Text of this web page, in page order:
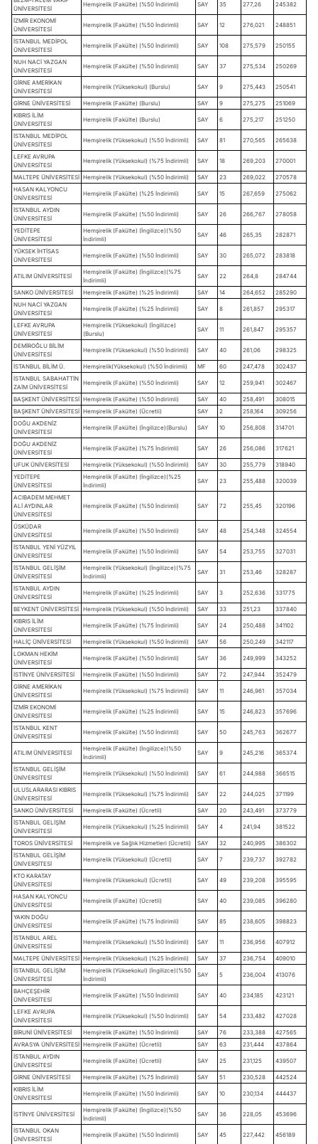
ÜNİVERSİTESİ
Hemşirelik (Fakülte) (%50 İndirimli) SAY 35 277,26 245382
İZMİR EKONOMİ
ÜNİVERSİTESİ
Hemşirelik (Fakülte) (%50 İndirimli) SAY 12 276,021 248851
İSTANBUL MEDİPOL
ÜNİVERSİTESİ
Hemşirelik (Fakülte) (%50 İndirimli) SAY 108 275,579 250155
NUH NACİ YAZGAN
ÜNİVERSİTESİ
Hemşirelik (Fakülte) (%50 İndirimli) SAY 37 275,534 250269
GİRNE AMERİKAN
ÜNİVERSİTESİ
Hemşirelik (Yüksekokul) (Burslu) SAY 9 275,443 250541
GİRNE ÜNİVERSİTESİ Hemşirelik (Fakülte) (Burslu) SAY 9 275,275
251069
KIBRIS İLİM
ÜNİVERSİTESİ
Hemşirelik (Fakülte) (Burslu) SAY 6 275,217 251250
İSTANBUL MEDİPOL
ÜNİVERSİTESİ
Hemşirelik (Yüksekokul) (%50 İndirimli) SAY 81 270,565 265638
LEFKE AVRUPA
ÜNİVERSİTESİ
Hemşirelik (Yüksekokul) (%75 İndirimli) SAY 18 269,203 270001
MALTEPE ÜNİVERSİTESİ Hemşirelik (Yüksekokul) (%50 İndirimli) SAY 23 269,022
270578
HASAN KALYONCU
ÜNİVERSİTESİ
Hemşirelik (Fakülte) (%25 İndirimli) SAY 15 267,659 275062
İSTANBUL AYDIN
ÜNİVERSİTESİ
Hemşirelik (Fakülte) (%50 İndirimli) SAY 26 266,767 278058
YEDİTEPE
ÜNİVERSİTESİ
Hemşirelik (Fakülte) (İngilizce)(%50
İndirimli)
SAY 46 265,35 282871
YÜKSEK İHTİSAS
ÜNİVERSİTESİ
Hemşirelik (Fakülte) (%50 İndirimli) SAY 30 265,072 283818
ATILIM ÜNİVERSİTESİ
Hemşirelik (Fakülte) (İngilizce)(%75
İndirimli)
SAY 22 264,8 284744
SANKO ÜNİVERSİTESİ Hemşirelik (Fakülte) (%25 İndirimli) SAY 14 264,652
285290
NUH NACİ YAZGAN
ÜNİVERSİTESİ
Hemşirelik (Fakülte) (%25 İndirimli) SAY 8 261,857 295317
LEFKE AVRUPA
ÜNİVERSİTESİ
Hemşirelik (Yüksekokul) (İngilizce)
(Burslu)
SAY 11 261,847 295357
DEMİROĞLU BİLİM
ÜNİVERSİTESİ
Hemşirelik (Yüksekokul) (%50 İndirimli) SAY 40 261,06 298325
İSTANBUL BİLİM Ü. Hemşirelik(Yüksekokul) (%50 İndirimli) MF 60 247,478
302437
İSTANBUL SABAHATTİN
ZAİM ÜNİVERSİTESİ
Hemşirelik (Fakülte) (%50 İndirimli) SAY 12 259,941 302467
BAŞKENT ÜNİVERSİTESİ Hemşirelik (Fakülte) (%50 İndirimli) SAY 40 258,491
308015
BAŞKENT ÜNİVERSİTESİ
Hemşirelik (Fakülte) (Ücretli) SAY 2 258,164
309256
DOĞU AKDENİZ
ÜNİVERSİTESİ
Hemşirelik (Fakülte) (İngilizce)(Burslu) SAY 10 256,808 314701
DOĞU AKDENİZ
ÜNİVERSİTESİ
Hemşirelik (Fakülte) (%75 İndirimli) SAY 26 256,086 317621
UFUK ÜNİVERSİTESİ Hemşirelik (Yüksekokul) (%50 İndirimli) SAY 30 255,779
318940
YEDİTEPE
ÜNİVERSİTESİ
Hemşirelik (Fakülte) (İngilizce)(%25
İndirimli)
SAY 23 255,488 320039
ACIBADEM MEHMET
ALİ AYDINLAR
ÜNİVERSİTESİ
Hemşirelik (Fakülte) (%50 İndirimli) SAY 72 255,45 320196
ÜSKÜDAR
ÜNİVERSİTESİ
Hemşirelik (Fakülte) (%50 İndirimli) SAY 48 254,348 324554
İSTANBUL YENİ YÜZYIL
ÜNİVERSİTESİ
Hemşirelik (Fakülte) (%50 İndirimli) SAY 54 253,755 327031
İSTANBUL GELİŞİM
ÜNİVERSİTESİ
Hemşirelik (Yüksekokul) (İngilizce)(%75
İndirimli)
SAY 31 253,46 328287
İSTANBUL AYDIN
ÜNİVERSİTESİ
Hemşirelik (Fakülte) (%25 İndirimli) SAY 3 252,636 331775
BEYKENT ÜNİVERSİTESİ Hemşirelik (Yüksekokul) (%50 İndirimli) SAY 33 251,23
337840
KIBRIS İLİM
ÜNİVERSİTESİ
Hemşirelik (Fakülte) (%75 İndirimli) SAY 24 250,488 341102
HALİÇ ÜNİVERSİTESİ Hemşirelik (Yüksekokul) (%50 İndirimli) SAY 56 250,249
342117
LOKMAN HEKİM
ÜNİVERSİTESİ
Hemşirelik (Fakülte) (%50 İndirimli) SAY 36 249,999 343252
İSTİNYE ÜNİVERSİTESİ Hemşirelik (Fakülte) (%50 İndirimli) SAY 72 247,944
352479
GİRNE AMERİKAN
ÜNİVERSİTESİ
Hemşirelik (Yüksekokul) (%75 İndirimli) SAY 11 246,961 357034
İZMİR EKONOMİ
ÜNİVERSİTESİ
Hemşirelik (Fakülte) (%25 İndirimli) SAY 15 246,823 357696
İSTANBUL KENT
ÜNİVERSİTESİ
Hemşirelik (Fakülte) (%50 İndirimli) SAY 50 245,763 362677
ATILIM ÜNİVERSİTESİ
Hemşirelik (Fakülte) (İngilizce)(%50
İndirimli)
SAY 9 245,216 365374
İSTANBUL GELİŞİM
ÜNİVERSİTESİ
Hemşirelik (Yüksekokul) (%50 İndirimli) SAY 61 244,988 366515
ULUSLARARASI KIBRIS
ÜNİVERSİTESİ
Hemşirelik (Yüksekokul) (%75 İndirimli) SAY 22 244,025 371199
SANKO ÜNİVERSİTESİ Hemşirelik (Fakülte) (Ücretli) SAY 20 243,491
373779
İSTANBUL GELİŞİM
ÜNİVERSİTESİ
Hemşirelik (Yüksekokul) (%25 İndirimli) SAY 4 241,94 381522
TOROS ÜNİVERSİTESİ Hemşirelik ve Sağlık Hizmetleri (Ücretli) SAY 32 240,995
386302
İSTANBUL GELİŞİM
ÜNİVERSİTESİ
Hemşirelik (Yüksekokul) (Ücretli) SAY 7 239,737 392782
KTO KARATAY
ÜNİVERSİTESİ
Hemşirelik (Yüksekokul) (Ücretli) SAY 49 239,208 395595
HASAN KALYONCU
ÜNİVERSİTESİ
Hemşirelik (Fakülte) (Ücretli) SAY 40 239,085 396280
YAKIN DOĞU
ÜNİVERSİTESİ
Hemşirelik (Fakülte) (%75 İndirimli) SAY 85 238,605 398823
İSTANBUL AREL
ÜNİVERSİTESİ
Hemşirelik (Yüksekokul) (%50 İndirimli) SAY 11 236,956 407912
MALTEPE ÜNİVERSİTESİ Hemşirelik (Yüksekokul) (%25 İndirimli) SAY 37 236,754
409010
İSTANBUL GELİŞİM
ÜNİVERSİTESİ
Hemşirelik (Yüksekokul) (İngilizce)(%50
İndirimli)
SAY 5 236,004 413076
BAHÇEŞEHİR
ÜNİVERSİTESİ
Hemşirelik (Fakülte) (%50 İndirimli) SAY 40 234,185 423121
LEFKE AVRUPA
ÜNİVERSİTESİ
Hemşirelik (Yüksekokul) (%50 İndirimli) SAY 54 233,482 427028
BİRUNİ ÜNİVERSİTESİ Hemşirelik (Fakülte) (%50 İndirimli) SAY 76 233,388
427565
AVRASYA ÜNİVERSİTESİ
Hemşirelik (Fakülte) (Ücretli) SAY 63 231,444
437864
İSTANBUL AYDIN
ÜNİVERSİTESİ
Hemşirelik (Fakülte) (Ücretli) SAY 25 231,125 439507
GİRNE ÜNİVERSİTESİ Hemşirelik (Fakülte) (%75 İndirimli) SAY 51 230,528
442524
KIBRIS İLİM
ÜNİVERSİTESİ
Hemşirelik (Fakülte) (%50 İndirimli) SAY 10 230,134 444437
İSTİNYE ÜNİVERSİTESİ
Hemşirelik (Fakülte) (İngilizce)(%50
İndirimli)
SAY 36 228,05 453696
İSTANBUL OKAN
ÜNİVERSİTESİ
Hemşirelik (Fakülte) (%50 İndirimli) SAY 45 227,442 456189